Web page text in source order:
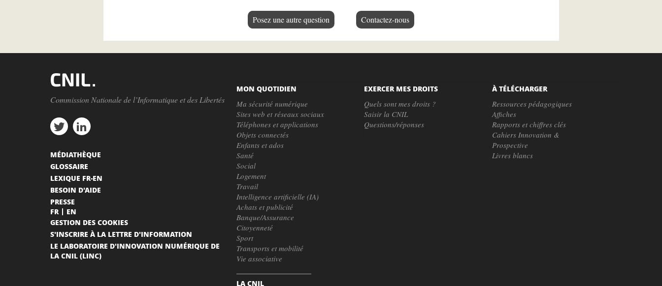
Posez une autre question Contactez-nous
Commission Nationale de l’Informatique et des Libertés
MON QUOTIDIEN
Ma sécurité numérique
Sites web et réseaux sociaux
Téléphones et applications
Objets connectés
Enfants et ados
Santé
Social
Logement
Travail
Intelligence artificielle (IA)
Achats et publicité
Banque/Assurance
Citoyenneté
Sport
Transports et mobilité
Vie associative
LA CNIL
EXERCER MES DROITS
Quels sont mes droits ?
Saisir la CNIL
Questions/réponses
À TÉLÉCHARGER
Ressources pédagogiques
Affiches
Rapports et chiffres clés
Cahiers Innovation &
Prospective
Livres blancs
MÉDIATHÈQUE
GLOSSAIRE
LEXIQUE FR-EN
BESOIN D'AIDE
PRESSE
FR
EN
GESTION DES COOKIES
S'INSCRIRE À LA LETTRE D'INFORMATION
LE LABORATOIRE D'INNOVATION NUMÉRIQUE DE
LA CNIL (LINC)